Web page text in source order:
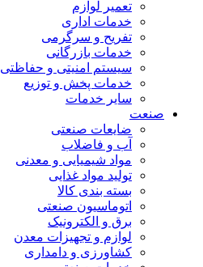
تعمیر لوازم
خدمات اداری
تفریح و سرگرمی
خدمات بازرگانی
سیستم امنیتی و حفاظتی
خدمات پخش و توزیع
سایر خدمات
صنعت
ضایعات صنعتی
آب و فاضلاب
مواد شیمیایی و معدنی
تولید مواد غذایی
بسته بندی کالا
اتوماسیون صنعتی
برق و الکترونیک
لوازم و تجهیزات معدن
کشاورزی و دامداری